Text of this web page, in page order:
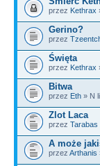
przez Kethrax
Gerino?
przez
Święta
przez Kethrax
Bitwa
przez Eth » N
Zlot Laca
przez Tarabas
A może
przez Arthanis